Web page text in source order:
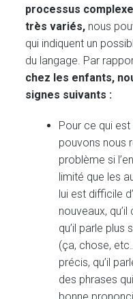
processus
très variés, nous
qui indiquent un
du langage. Par
chez les enfants,
signes suivants :
Pour ce qui est
pouvons nous
problème si
limité que les
lui est difficile
nouveaux,
qu’il parle plus
(ça, chose,
précis, qu’il
des phrases
bonne